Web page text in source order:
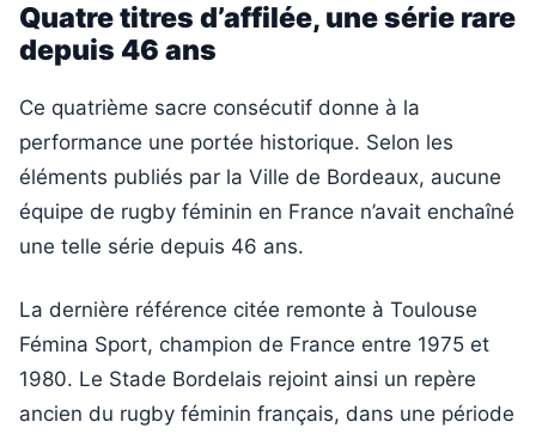
Quatre titres d’affilée, une série rare
depuis 46 ans
Ce quatrième sacre consécutif donne à la
performance une portée historique. Selon les
éléments publiés par la Ville de Bordeaux, aucune
équipe de rugby féminin en France n’avait enchaîné
une telle série depuis 46 ans.
La dernière référence citée remonte à Toulouse
Fémina Sport, champion de France entre 1975 et
1980. Le Stade Bordelais rejoint ainsi un repère
ancien du rugby féminin français, dans une période